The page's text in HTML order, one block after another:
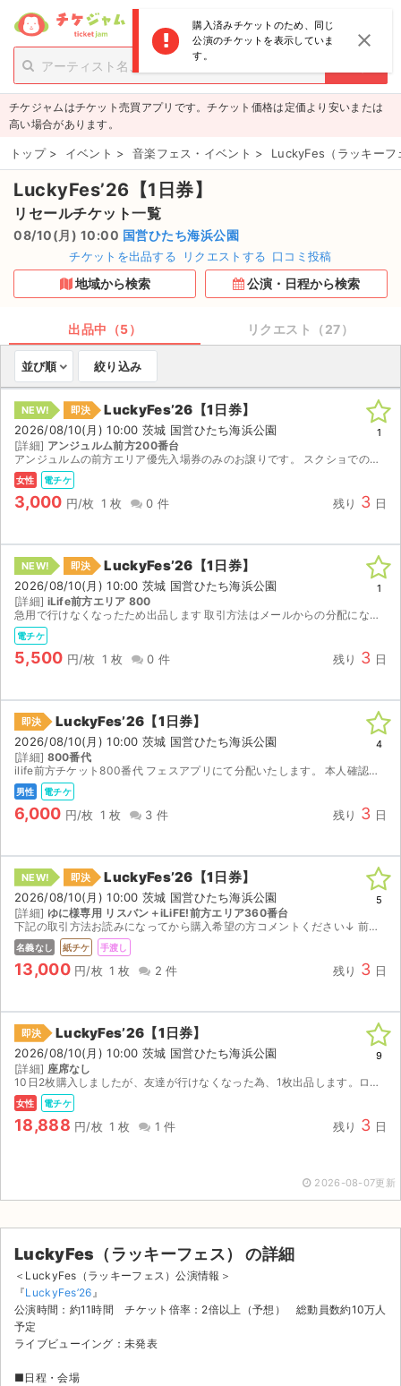
ログイン 新規登録
person_add 新規会員登録 exit_to_app
チケットを探す
新着チケット
値下げしたチケット
都道府県からチケットを探す
もうすぐ開催のチケット
取扱チケット
ライブ・コンサート（海外）
イベント
スポーツ
演劇・ミュージカル
ご利用ガイド
ご利用ガイド
AIに質問する
よくある質問
お知らせ
サイト情報
プライバシーポリシー
特定商取引法に基づく表記
公演登録依頼
チケジャムはチケット売買アプリです。チケット価格は定価より安いまたは
高い場合があります。
トップ > イベント > 音楽フェス・イベント > LuckyFes（ラッキーフ
購入済みチケットのため、同じ
公演のチケットを表示していま
す。
close
LuckyFes’26【1日券】
リセールチケット一覧
08/10(月) 10:00 国営ひたち海浜公園
チケットを出品する リクエストする 口コミ投稿
地域から検索 公演・日程から検索
出品中（5） リクエスト（27）
並び順 絞り込み
NEW! 即決 LuckyFes’26【1日券】
2026/08/10(月) 10:00 茨城 国営ひたち海浜公園
[詳細] アンジュルム前方200番台
アンジュルムの前方エリア優先入場券のみのお譲りです。 スクショでの受け渡しになります。 本人確認やその他トラブル等で入場不可の場合の補償は出来かねますのでご了承ください。
女性 電チケ
3,000 円/枚 1 枚 0 件 残り 3 日
1
NEW! 即決 LuckyFes’26【1日券】
2026/08/10(月) 10:00 茨城 国営ひたち海浜公園
[詳細] iLife前方エリア 800
急用で行けなくなったため出品します 取引方法はメールからの分配になります
電チケ
5,500 円/枚 1 枚 0 件 残り 3 日
1
即決 LuckyFes’26【1日券】
2026/08/10(月) 10:00 茨城 国営ひたち海浜公園
[詳細] 800番代
ilife前方チケット800番代 フェスアプリにて分配いたします。 本人確認対応不可 返金、キャンセル不可 昨年は本人確認は実施されませんでした。本人確認によるトラブルへの対応はできかねますの...
男性 電チケ
6,000 円/枚 1 枚 3 件 残り 3 日
4
NEW! 即決 LuckyFes’26【1日券】
2026/08/10(月) 10:00 茨城 国営ひたち海浜公園
[詳細] ゆに様専用 リスバン＋iLiFE!前方エリア360番台
下記の取引方法お読みになってから購入希望の方コメントください↓ 前日の夜に会場最寄り駅の勝田駅のロッカーにリストバンドを入れさせて頂きますので、当日ご自身でロッカーから取り出しお願い致します ...
名義なし 紙チケ 手渡し
13,000 円/枚 1 枚 2 件 残り 3 日
5
即決 LuckyFes’26【1日券】
2026/08/10(月) 10:00 茨城 国営ひたち海浜公園
[詳細] 座席なし
10日2枚購入しましたが、友達が行けなくなった為、1枚出品します。ローチケの電子チケットになります。 前方エリア抽選は、当たりまして、岸谷香50番と、私立恵比寿中楽310番と、ユイカ50番...
女性 電チケ
18,888 円/枚 1 枚 1 件 残り 3 日
9
2026-08-07更新
LuckyFes（ラッキーフェス） の詳細
＜LuckyFes（ラッキーフェス）公演情報＞
『LuckyFes’26 』
公演時間：約11時間 チケット倍率：2倍以上（予想） 総動員数約10万人
予定
ライブビューイング：未発表
■日程・会場